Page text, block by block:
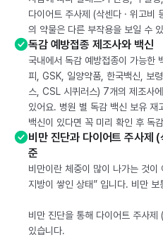
다이어트 주사제 (삭센다 · 위고비
의 약물은 다른 부작용을 보일 수
독감 예방접종 제조사와 백신
국내에서 독감 예방접종이 가능한
피, GSK, 일양약품, 한국백신, 보
스, CSL 시퀴러스) 7개의 제조사
있어요. 병원 별 독감 백신 보유 재
백신이 있다면 꼭 미리 확인 후 독
비만 진단과 다이어트 주사제 (
준
비만이란 체중이 많이 나가는 것이
지방이 쌓인 상태” 입니다. 비만
비만 진단을 통해 다이어트 주사
있습니다.